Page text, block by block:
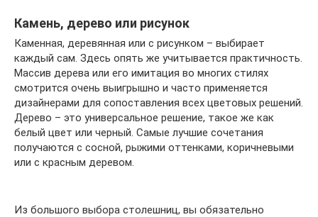
Камень, дерево или рисунок
Каменная, деревянная или с рисунком – выбирает
каждый сам. Здесь опять же учитывается практичность.
Массив дерева или его имитация во многих стилях
смотрится очень выигрышно и часто применяется
дизайнерами для сопоставления всех цветовых решений.
Дерево – это универсальное решение, такое же как
белый цвет или черный. Самые лучшие сочетания
получаются с сосной, рыжими оттенками, коричневыми
или с красным деревом.
Из большого выбора столешниц, вы обязательно